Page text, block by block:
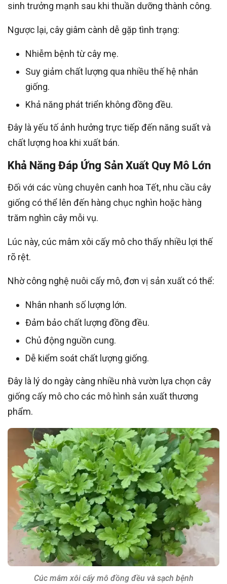
sinh trưởng mạnh sau khi thuần dưỡng thành công.
Ngược lại, cây giâm cành dễ gặp tình trạng:
Nhiễm bệnh từ cây mẹ.
Suy giảm chất lượng qua nhiều thế hệ nhân
giống.
Khả năng phát triển không đồng đều.
Đây là yếu tố ảnh hưởng trực tiếp đến năng suất và
chất lượng hoa khi xuất bán.
Khả Năng Đáp Ứng Sản Xuất Quy Mô Lớn
Đối với các vùng chuyên canh hoa Tết, nhu cầu cây
giống có thể lên đến hàng chục nghìn hoặc hàng
trăm nghìn cây mỗi vụ.
Lúc này, cúc mâm xôi cấy mô cho thấy nhiều lợi thế
rõ rệt.
Nhờ công nghệ nuôi cấy mô, đơn vị sản xuất có thể:
Nhân nhanh số lượng lớn.
Đảm bảo chất lượng đồng đều.
Chủ động nguồn cung.
Dễ kiểm soát chất lượng giống.
Đây là lý do ngày càng nhiều nhà vườn lựa chọn cây
giống cấy mô cho các mô hình sản xuất thương
phẩm.
Cúc mâm xôi cấy mô đồng đều và sạch bệnh